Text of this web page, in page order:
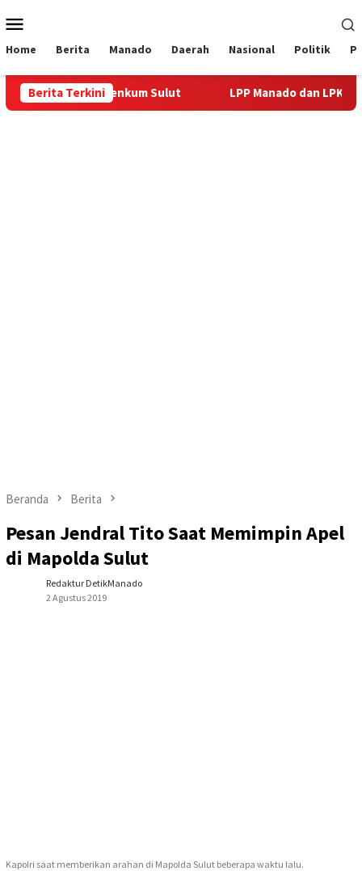
ke
Mobile
Home Berita Manado Daerah Nasional Politik
Berita Terkini
Kemenkum Sulut LPP Manado dan LPKA Tomohon
Beranda Berita
Pesan Jendral Tito Saat Memimpin Apel
di Mapolda Sulut
Redaktur DetikManado
2 Agustus 2019
Kapolri saat memberikan arahan di Mapolda Sulut beberapa waktu lalu.